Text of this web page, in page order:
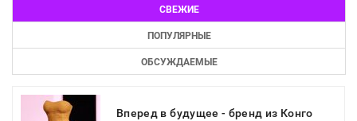
СВЕЖИЕ
ПОПУЛЯРНЫЕ
ОБСУЖДАЕМЫЕ
Вперед в будущее - бренд из Конго